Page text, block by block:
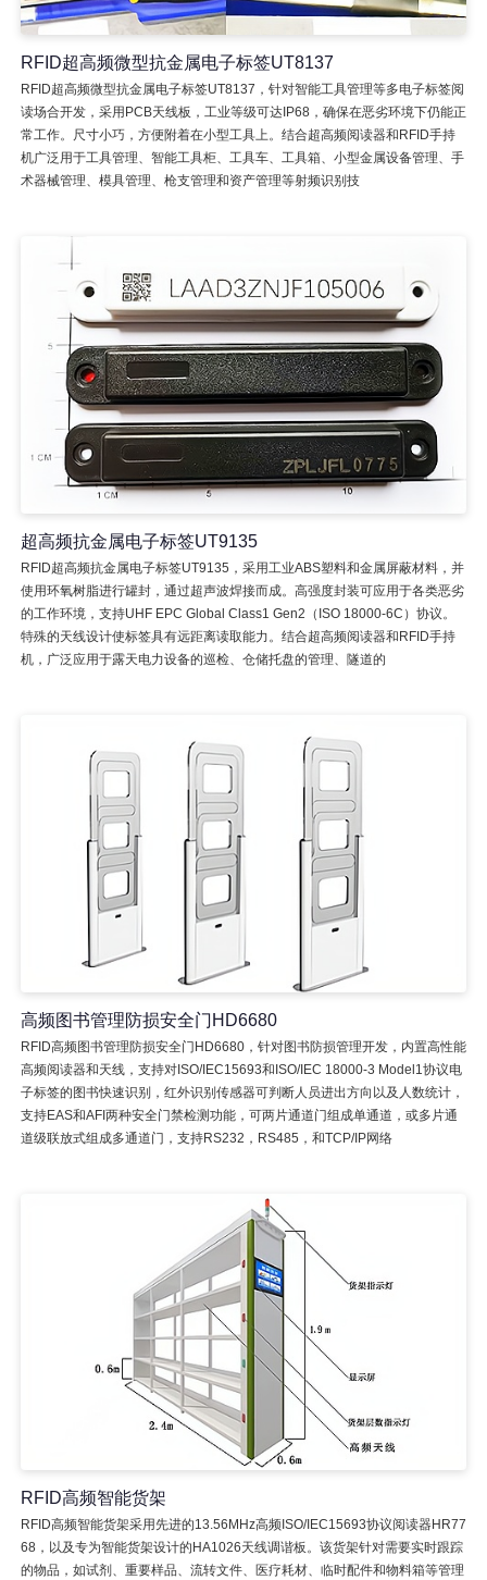
RFID超高频微型抗金属电子标签UT8137
RFID超高频微型抗金属电子标签UT8137，针对智能工具管理等多电子标签阅
读场合开发，采用PCB天线板，工业等级可达IP68，确保在恶劣环境下仍能正
常工作。尺寸小巧，方便附着在小型工具上。结合超高频阅读器和RFID手持
机广泛用于工具管理、智能工具柜、工具车、工具箱、小型金属设备管理、手
术器械管理、模具管理、枪支管理和资产管理等射频识别技
超高频抗金属电子标签UT9135
RFID超高频抗金属电子标签UT9135，采用工业ABS塑料和金属屏蔽材料，并
使用环氧树脂进行罐封，通过超声波焊接而成。高强度封装可应用于各类恶劣
的工作环境，支持UHF EPC Global Class1 Gen2（ISO 18000-6C）协议。
特殊的天线设计使标签具有远距离读取能力。结合超高频阅读器和RFID手持
机，广泛应用于露天电力设备的巡检、仓储托盘的管理、隧道的
高频图书管理防损安全门HD6680
RFID高频图书管理防损安全门HD6680，针对图书防损管理开发，内置高性能
高频阅读器和天线，支持对ISO/IEC15693和ISO/IEC 18000-3 Model1协议电
子标签的图书快速识别，红外识别传感器可判断人员进出方向以及人数统计，
支持EAS和AFI两种安全门禁检测功能，可两片通道门组成单通道，或多片通
道级联放式组成多通道门，支持RS232，RS485，和TCP/IP网络
RFID高频智能货架
RFID高频智能货架采用先进的13.56MHz高频ISO/IEC15693协议阅读器HR77
68，以及专为智能货架设计的HA1026天线调谐板。该货架针对需要实时跟踪
的物品，如试剂、重要样品、流转文件、医疗耗材、临时配件和物料箱等管理